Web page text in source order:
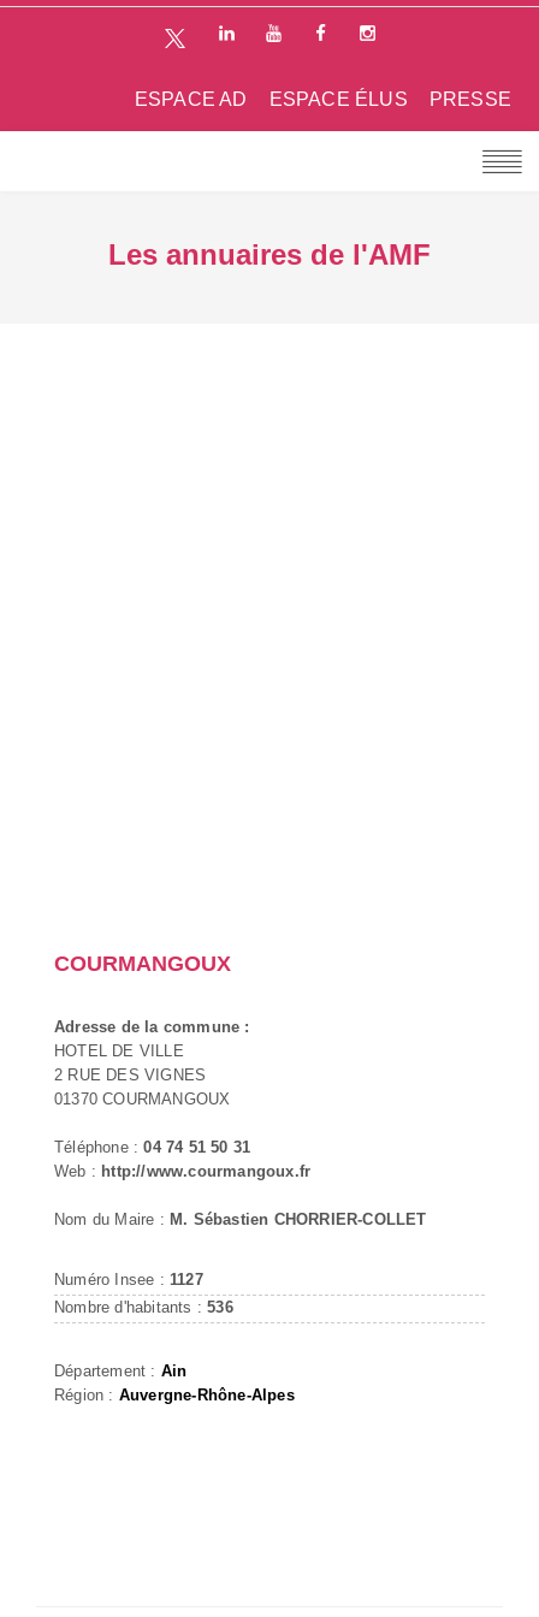
PRESSE
ESPACE ÉLUS
ESPACE AD
Les annuaires de l'AMF
COURMANGOUX
Adresse de la commune :
HOTEL DE VILLE
2 RUE DES VIGNES
01370 COURMANGOUX
Téléphone :04 74 51 50 31
Web : http://www.courmangoux.fr
Nom du Maire : M. Sébastien CHORRIER-COLLET
Numéro Insee : 1127
Nombre d'habitants :536
Département : Ain
Région : Auvergne-Rhône-Alpes